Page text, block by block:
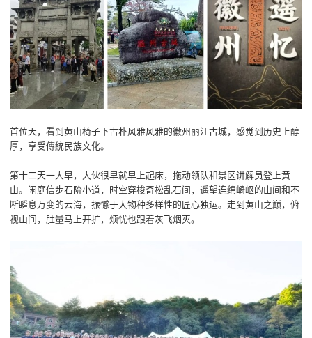
首位天，看到黄山椅子下古朴风雅风雅的徽州丽江古城，感觉到历史上醇
厚，享受傳統民族文化。
第十二天一大早，大伙很早就早上起床，拖动领队和景区讲解员登上黄
山。闲庭信步石阶小道，时空穿梭奇松乱石间，遥望连绵崎岖的山间和不
断瞬息万变的云海，振憾于大物种多样性的匠心独运。走到黄山之巅，俯
视山间，肚量马上开扩，烦忧也跟着灰飞烟灭。